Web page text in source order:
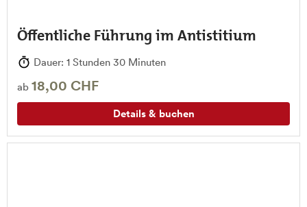
Öffentliche Führung im Antistitium
Dauer: 1 Stunden 30 Minuten
ab 18,00 CHF
Details & buchen